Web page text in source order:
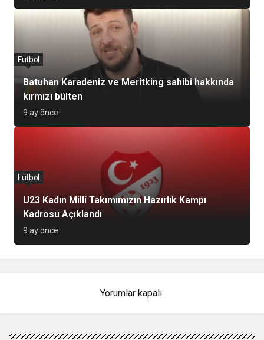
Batuhan Karadeniz ve Meritking sahibi hakkında
kırmızı bülten
Futbol
9 ay önce
U23 Kadın Millî Takımımızın Hazırlık Kampı
Kadrosu Açıklandı
Futbol
9 ay önce
Yorumlar kapalı.